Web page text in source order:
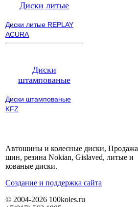
Диски литые
Диски литые REPLAY
ACURA
Диски
штампованые
Диски штампованые
KFZ
Автошины и колесные диски, Продажа
шин, резина Nokian, Gislaved, литые и
кованые диски.
Cоздание и поддержка сайта
© 2004-2026 100koles.ru